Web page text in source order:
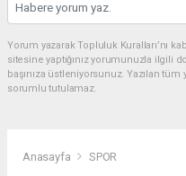
Yorum yazarak Topluluk Kuralları’nı
sitesine yaptığınız yorumunuzla ilgili
başınıza üstleniyorsunuz. Yazılan
sorumlu tutulamaz.
Anasayfa SPOR